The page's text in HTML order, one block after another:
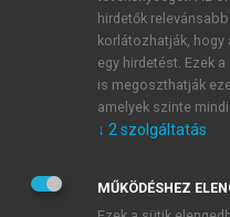
JELSZÓ ÚJRA
Kérek értesítést a
Kérek értesítést az
Adatkezelési
hirdetők
korlátozhatják,
egy hirdetést. Ezek
is megoszthatják
amelyek szinte
↓ 2 szolgáltatás
MŰKÖDÉSHEZ